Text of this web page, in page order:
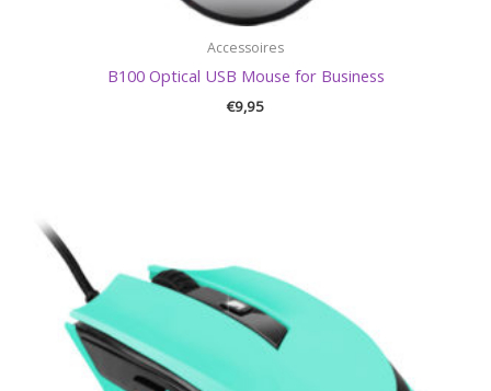
Accessoires
B100 Optical USB Mouse for Business
€9,95